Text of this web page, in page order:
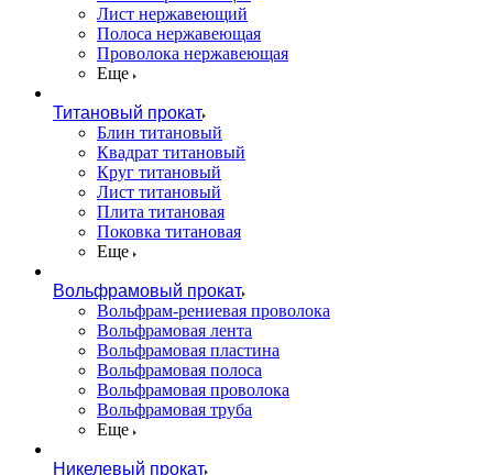
Лист нержавеющий
Полоса нержавеющая
Проволока нержавеющая
Еще
Титановый прокат
Блин титановый
Квадрат титановый
Круг титановый
Лист титановый
Плита титановая
Поковка титановая
Еще
Вольфрамовый прокат
Вольфрам-рениевая проволока
Вольфрамовая лента
Вольфрамовая пластина
Вольфрамовая полоса
Вольфрамовая проволока
Вольфрамовая труба
Еще
Никелевый прокат